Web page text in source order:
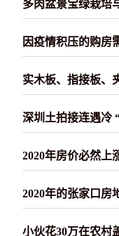
多肉盆景宝绿栽培
因疫情积压的购房
实木板、指接板、
深圳土拍接连遇冷
2020年房价必然上
2020年的张家口房
小伙花30万在农村